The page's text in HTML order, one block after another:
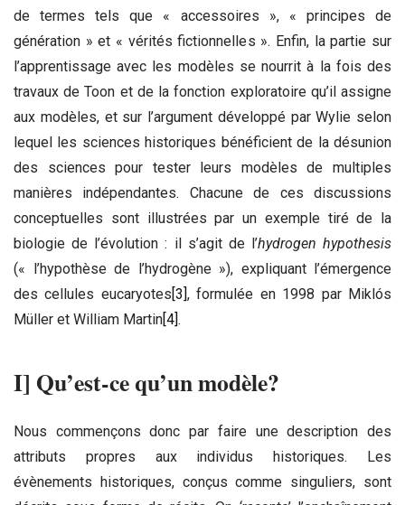
de termes tels que « accessoires », « principes de
génération » et « vérités fictionnelles ». Enfin, la partie sur
l’apprentissage avec les modèles se nourrit à la fois des
travaux de Toon et de la fonction exploratoire qu’il assigne
aux modèles, et sur l’argument développé par Wylie selon
lequel les sciences historiques bénéficient de la désunion
des sciences pour tester leurs modèles de multiples
manières indépendantes. Chacune de ces discussions
conceptuelles sont illustrées par un exemple tiré de la
biologie de l’évolution : il s’agit de l’hydrogen hypothesis
(« l’hypothèse de l’hydrogène »), expliquant l’émergence
des cellules eucaryotes [3] , formulée en 1998 par Miklós
Müller et William Martin [4] .
I] Qu’est-ce qu’un modèle?
Nous commençons donc par faire une description des
attributs propres aux individus historiques. Les
évènements historiques, conçus comme singuliers, sont